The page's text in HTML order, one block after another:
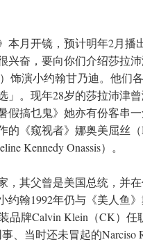
本月开镜，预计明年2月播
奋，要向你们介绍莎拉沛
饰演小约翰甘乃迪。他们
。现年28岁的莎拉沛津
假搞乜鬼》她亦有份客串
的《窥视者》娜奥美屈丝
Kennedy Onassis）。
，其父曾是美国总统，并
约翰1992年仍与《美人鱼
品牌Calvin Klein（CK）任
、当时还未冒起的Narciso